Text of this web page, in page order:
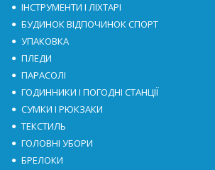
ІНСТРУМЕНТИ І ЛІХТАРІ
БУДИНОК ВІДПОЧИНОК СПОРТ
УПАКОВКА
ПЛЕДИ
ПАРАСОЛІ
ГОДИННИКИ І ПОГОДНІ СТАНЦІЇ
СУМКИ І РЮКЗАКИ
ТЕКСТИЛЬ
ГОЛОВНІ УБОРИ
БРЕЛОКИ